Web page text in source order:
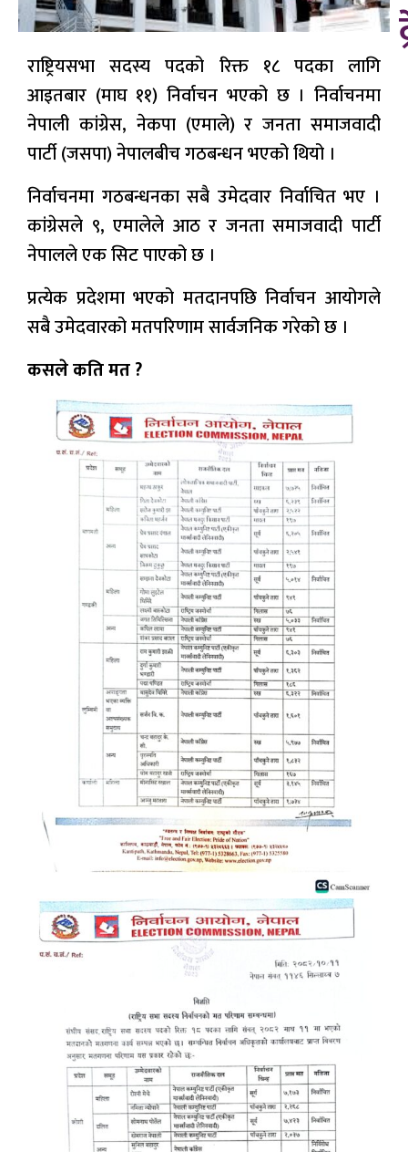
राष्ट्रियसभा सदस्य पदको रिक्त १८ पदका लागि
आइतबार (माघ ११) निर्वाचन भएको छ । निर्वाचनमा
नेपाली कांग्रेस, नेकपा (एमाले) र जनता समाजवादी
पार्टी (जसपा) नेपालबीच गठबन्धन भएको थियो ।
निर्वाचनमा गठबन्धनका सबै उमेदवार निर्वाचित भए ।
कांग्रेसले ९, एमालेले आठ र जनता समाजवादी पार्टी
नेपालले एक सिट पाएको छ ।
प्रत्येक प्रदेशमा भएको मतदानपछि निर्वाचन आयोगले
सबै उमेदवारको मतपरिणाम सार्वजनिक गरेको छ ।
कसले कति मत ?